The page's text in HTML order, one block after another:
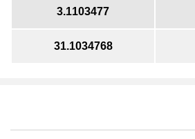
3.1103477
31.1034768